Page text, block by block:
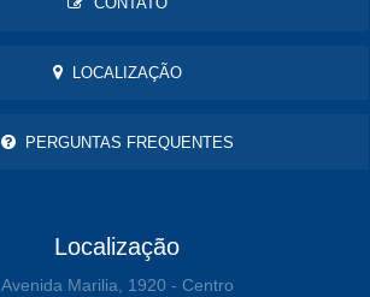
LOCALIZAÇÃO
PERGUNTAS FREQUENTES
Localização
Avenida Marilia, 1920 - Centro